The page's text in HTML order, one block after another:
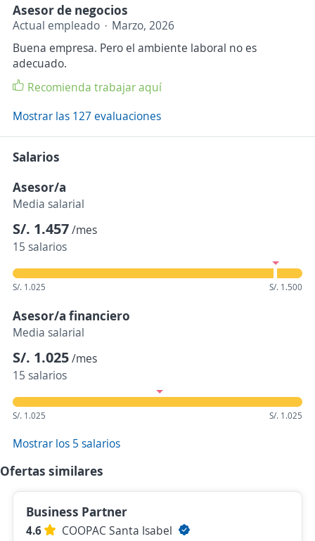
Asesor de negocios
Actual empleado
Marzo, 2026
Buena empresa. Pero el ambiente laboral no es
adecuado.
Recomienda trabajar aquí
Mostrar las 127 evaluaciones
Salarios
Asesor/a
Media salarial
S/. 1.457/mes
15 salarios
S/. 1.025 S/. 1.500
Asesor/a financiero
Media salarial
S/. 1.025/mes
15 salarios
S/. 1.025 S/. 1.025
Mostrar los 5 salarios
Ofertas similares
Business Partner
4.6
COOPAC Santa Isabel